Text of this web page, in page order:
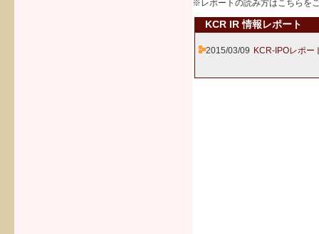
※レポートの読み方はこちら を
KCR IR 情報レポート
2015/03/09 KCR-IPOレポー